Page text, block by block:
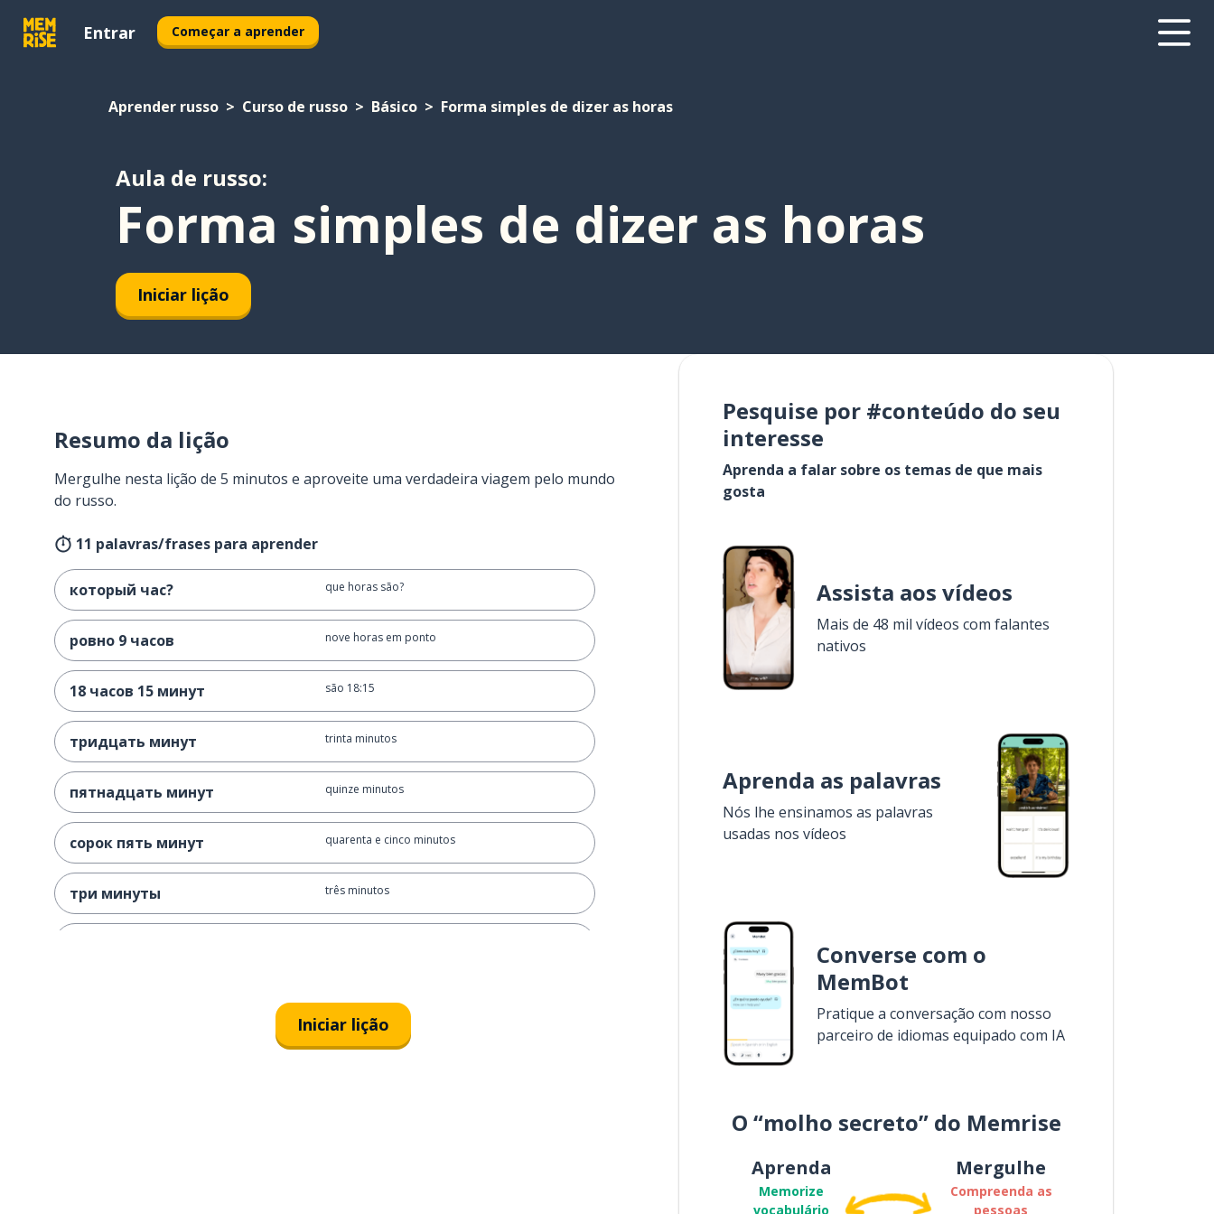
Entrar Começar a aprender
Aprender russo Curso de russo Básico Forma simples de dizer as horas
Aula de russo:
Forma simples de dizer as horas
Iniciar lição
Resumo da lição
Mergulhe nesta lição de 5 minutos e aproveite uma verdadeira viagem pelo mundo
do russo.
11 palavras/frases para aprender
который час? que horas são?
ровно 9 часов nove horas em ponto
18 часов 15 минут são 18:15
тридцать минут trinta minutos
пятнадцать минут quinze minutos
сорок пять минут quarenta e cinco minutos
три минуты três minutos
Iniciar lição
Pesquise por #conteúdo do seu
interesse
Aprenda a falar sobre os temas de que mais
gosta
Assista aos vídeos
Mais de 48 mil vídeos com falantes
nativos
Aprenda as palavras
Nós lhe ensinamos as palavras
usadas nos vídeos
Converse com o
MemBot
Pratique a conversação com nosso
parceiro de idiomas equipado com IA
O “molho secreto” do Memrise
Aprenda
Memorize
vocabulário
Mergulhe
Compreenda as
pessoas